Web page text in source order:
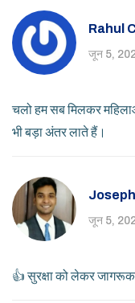
Rahul
जून 5,
चलो हम सब मिलकर
भी बड़ा अंतर लाते हैं।
जून 5,
👍 सुरक्षा को लेकर